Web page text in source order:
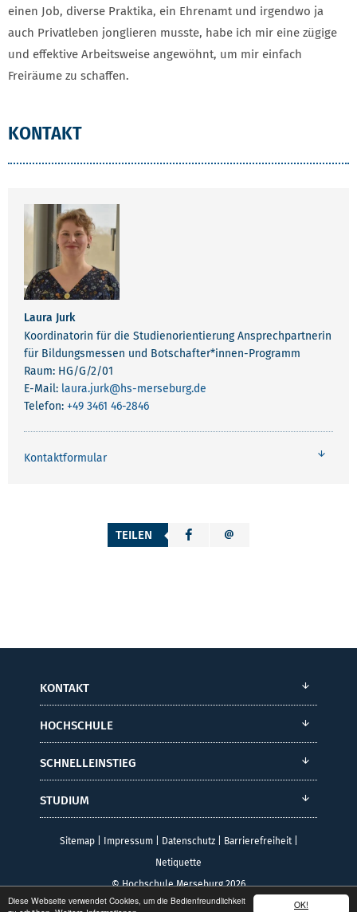
OK!
Diese Webseite verwendet Cookies, um die Bedienfreundlichkeit
einen Job, diverse Praktika, ein Ehrenamt und irgendwo ja
auch Privatleben jonglieren musste, habe ich mir eine zügige
und effektive Arbeitsweise angewöhnt, um mir einfach
Freiräume zu schaffen.
KONTAKT
Laura Jurk
Koordinatorin für die Studienorientierung Ansprechpartnerin
für Bildungsmessen und Botschafter*innen-Programm
Raum: HG/G/2/01
E-Mail: laura.jurk@hs-merseburg.de
Telefon: +49 3461 46-2846
Kontaktformular
TEILEN
KONTAKT
HOCHSCHULE
SCHNELLEINSTIEG
STUDIUM
Sitemap| Impressum| Datenschutz| Barrierefreiheit|
Netiquette
© Hochschule Merseburg 2026